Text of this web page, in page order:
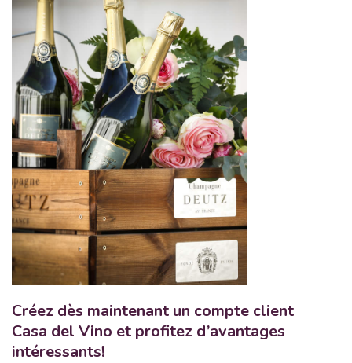
Créez dès maintenant un compte client
Casa del Vino et profitez d’avantages
intéressants!